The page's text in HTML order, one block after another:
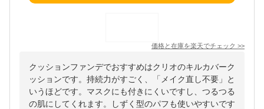
価格と在庫を楽天でチェック >>
クッションファンデでおすすめはクリオのキルカバーク
ッションです。持続力がすごく、「メイク直し不要」と
いうほどです。マスクにも付きにくいですし、つるつる
の肌にしてくれます。しずく型のパフも使いやすいです